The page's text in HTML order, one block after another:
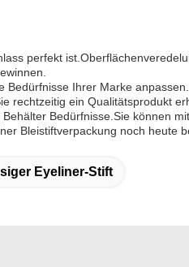
perfekt
Ihrer Marke
rechtzeitig ein Qualitätsprodukt
Bedürfnisse.Sie können
Bleistiftverpackung noch heute
Eyeliner-Stift